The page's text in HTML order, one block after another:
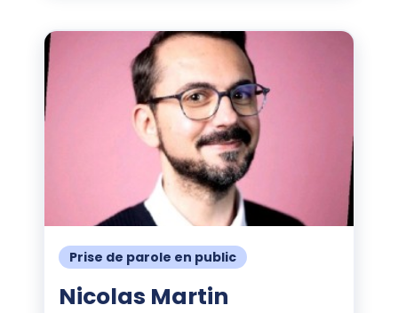
Prise de parole en public
Nicolas Martin